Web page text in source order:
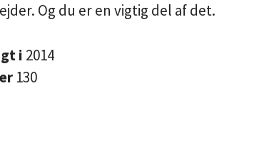
Og du er en vigtig del af det.
i 2014
130